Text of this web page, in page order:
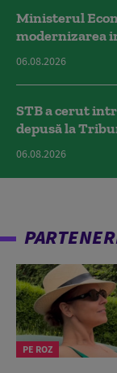
Ministerul
modernizarea
06.08.2026
STB a cerut
depusă la
06.08.2026
PE ROZ